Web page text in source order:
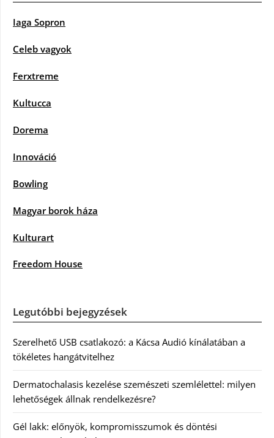
Iaga Sopron
Celeb vagyok
Ferxtreme
Kultucca
Dorema
Innováció
Bowling
Magyar borok háza
Kulturart
Freedom House
Legutóbbi bejegyzések
Szerelhető USB csatlakozó: a Kácsa Audió kínálatában a
tökéletes hangátvitelhez
Dermatochalasis kezelése szemészeti szemlélettel: milyen
lehetőségek állnak rendelkezésre?
Gél lakk: előnyök, kompromisszumok és döntési